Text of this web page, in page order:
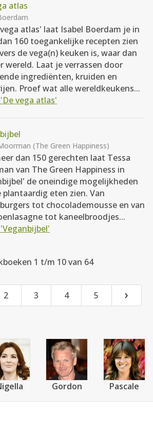
atlas
atlas' laat Isabel Boerdam je in
160 toegankelijke recepten zien
de vega(n) keuken is, waar dan
wereld. Laat je verrassen door
ingrediënten, kruiden en
Proef wat alle wereldkeukens...
vega atlas'
(The Green Happiness)
dan 150 gerechten laat Tessa
van The Green Happiness in
de oneindige mogelijkheden
plantaardig eten zien. Van
tot chocolademousse en van
tot kaneelbroodjes...
1 t/m 10 van 64
2 3 4 5 ›
Gordon Pascale